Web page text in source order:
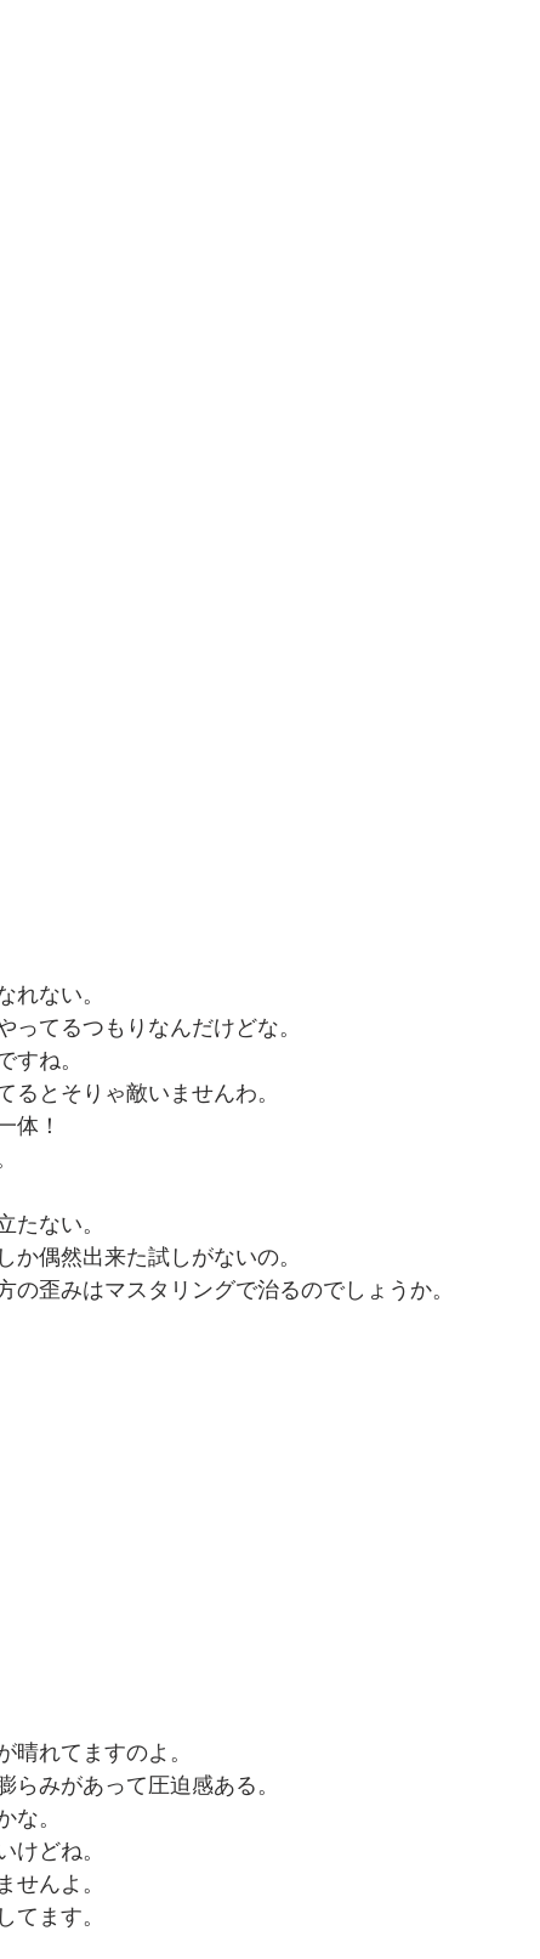
れない。
ってるつもりなんだけどな。
ね。
るとそりゃ敵いませんわ。
体！
ない。
か偶然出来た試しがないの。
の歪みはマスタリングで治るのでしょうか。
晴れてますのよ。
らみがあって圧迫感ある。
。
どね。
せんよ。
ます。